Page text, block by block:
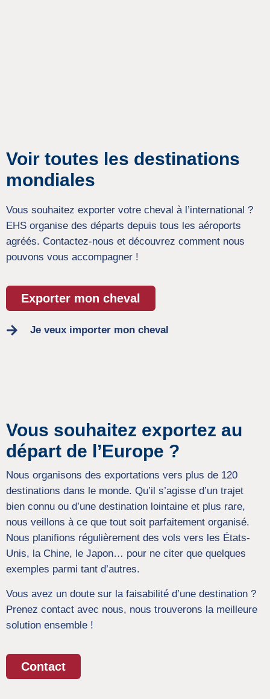
Voir toutes les destinations
mondiales
Vous souhaitez exporter votre cheval à l’international ?
EHS organise des départs depuis tous les aéroports
agréés. Contactez-nous et découvrez comment nous
pouvons vous accompagner !
Exporter mon cheval
Je veux importer mon cheval
Vous souhaitez exportez au
départ de l’Europe ?
Nous organisons des exportations vers plus de 120
destinations dans le monde. Qu’il s’agisse d’un trajet
bien connu ou d’une destination lointaine et plus rare,
nous veillons à ce que tout soit parfaitement organisé.
Nous planifions régulièrement des vols vers les États-
Unis, la Chine, le Japon… pour ne citer que quelques
exemples parmi tant d’autres.
Vous avez un doute sur la faisabilité d’une destination ?
Prenez contact avec nous, nous trouverons la meilleure
solution ensemble !
Contact